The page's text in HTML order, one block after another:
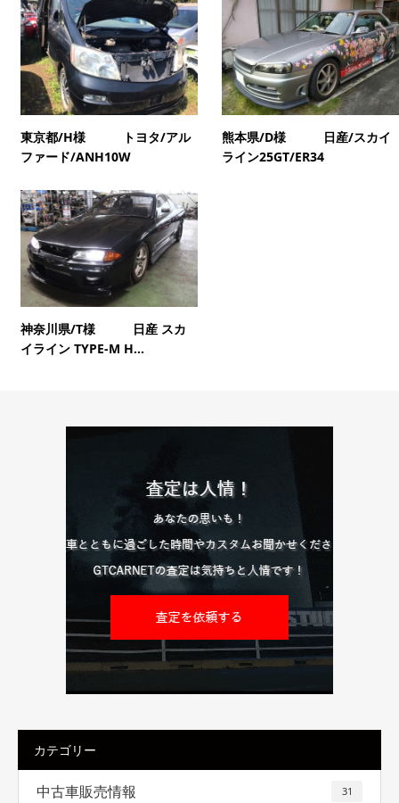
東京都/H様 トヨタ/アル
ファード/ANH10W
熊本県/D様 日産/スカイ
ライン25GT/ER34
神奈川県/T様 日産 スカ
イライン TYPE-M H...
カテゴリー
中古車販売情報 31